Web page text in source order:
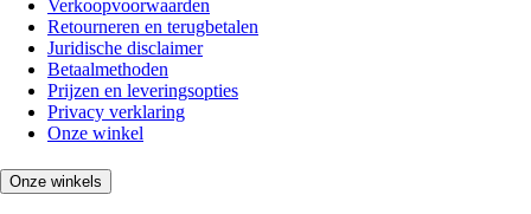
Verkoopvoorwaarden
Retourneren en terugbetalen
Juridische disclaimer
Betaalmethoden
Prijzen en leveringsopties
Privacy verklaring
Onze winkel
Onze winkels